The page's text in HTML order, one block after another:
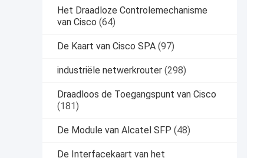
Het Draadloze Controlemechanisme
van Cisco (64)
De Kaart van Cisco SPA (97)
industriële netwerkrouter (298)
Draadloos de Toegangspunt van Cisco
(181)
De Module van Alcatel SFP (48)
De Interfacekaart van het